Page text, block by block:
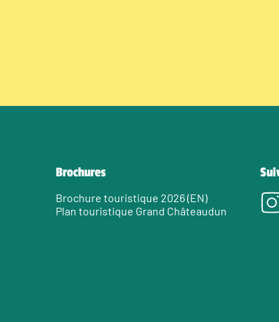
Brochures
Brochure touristique 2026 (EN)
Plan touristique Grand Châteaudun